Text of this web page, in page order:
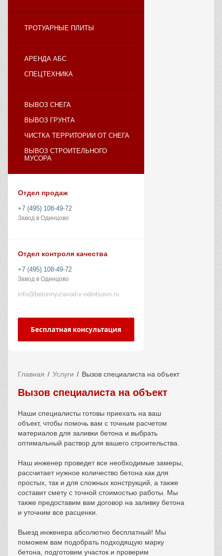
ТРОТУАРНЫЕ ПЛИТЫ
АРЕНДА АБС
СПЕЦТЕХНИКА
ВЫВОЗ СНЕГА
ВЫВОЗ ГРУНТА
ЧИСТКА ТЕРРИТОРИИ ОТ СНЕГА
ВЫВОЗ СТРОИТЕЛЬНОГО
МУСОРА
Отдел продаж
+7 (495) 108-49-72
Завод в Одинцово
Отдел контроля качества
+7 (495) 108-49-72
Завод в Одинцово
info@betonnyizavod-v-odintsovo.ru
Бесплатная консультация
Главная Услуги Вызов специалиста на объект
Вызов специалиста на объект
Наши специалисты готовы приехать на ваш
объект, чтобы помочь вам с точным расчетом
материалов для заливки бетона и выбрать
оптимальный раствор для вашего строительства.
Наш инженер проведет все необходимые замеры,
рассчитает нужное количество бетона как для
простых, так и для сложных конструкций, а также
составит смету с точной стоимостью работы. Мы
также предоставим вам договор на заливку бетона
и уточним все расценки.
Выезд инженера абсолютно бесплатный! Мы
поможем вам подобрать подходящую марку
бетона, подготовим участок и проверим